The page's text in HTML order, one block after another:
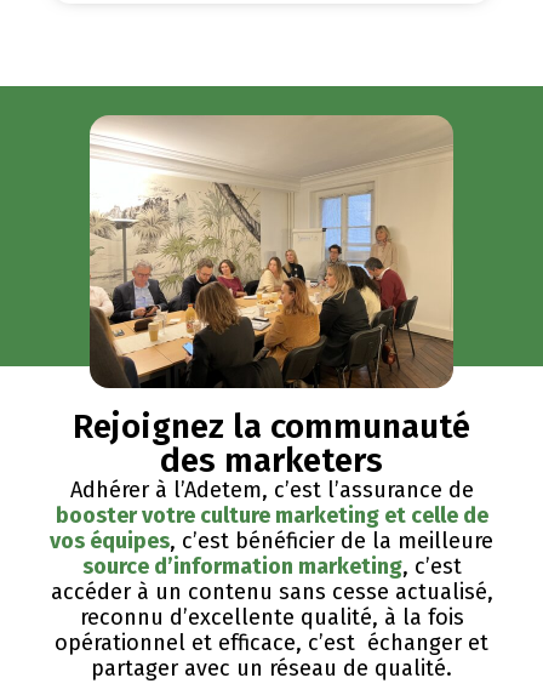
Rejoignez la communauté
des marketers
Adhérer à l’Adetem, c’est l’assurance de
booster votre culture marketing et celle de
vos équipes, c’est bénéficier de la meilleure
source d’information marketing, c’est
accéder à un contenu sans cesse actualisé,
reconnu d’excellente qualité, ​à la fois
opérationnel et efficace, c’est échanger et
partager avec un réseau de qualité.